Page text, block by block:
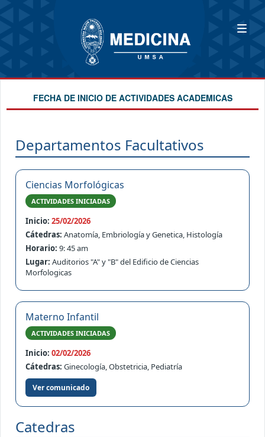
FECHA DE INICIO DE ACTIVIDADES ACADEMICAS
Departamentos Facultativos
Ciencias Morfológicas
ACTIVIDADES INICIADAS
Inicio: 25/02/2026
Cátedras: Anatomía, Embriología y Genetica, Histología
Horario: 9: 45 am
Lugar: Auditorios "A" y "B" del Edificio de Ciencias
Morfologicas
Materno Infantil
ACTIVIDADES INICIADAS
Inicio: 02/02/2026
Cátedras: Ginecología, Obstetricia, Pediatría
Ver comunicado
Catedras